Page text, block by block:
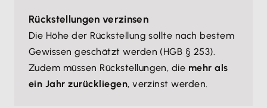
Rückstellungen verzinsen
Die Höhe der Rückstellung sollte nach bestem
Gewissen geschätzt werden (HGB § 253).
Zudem müssen Rückstellungen, die mehr als
ein Jahr zurückliegen, verzinst werden.